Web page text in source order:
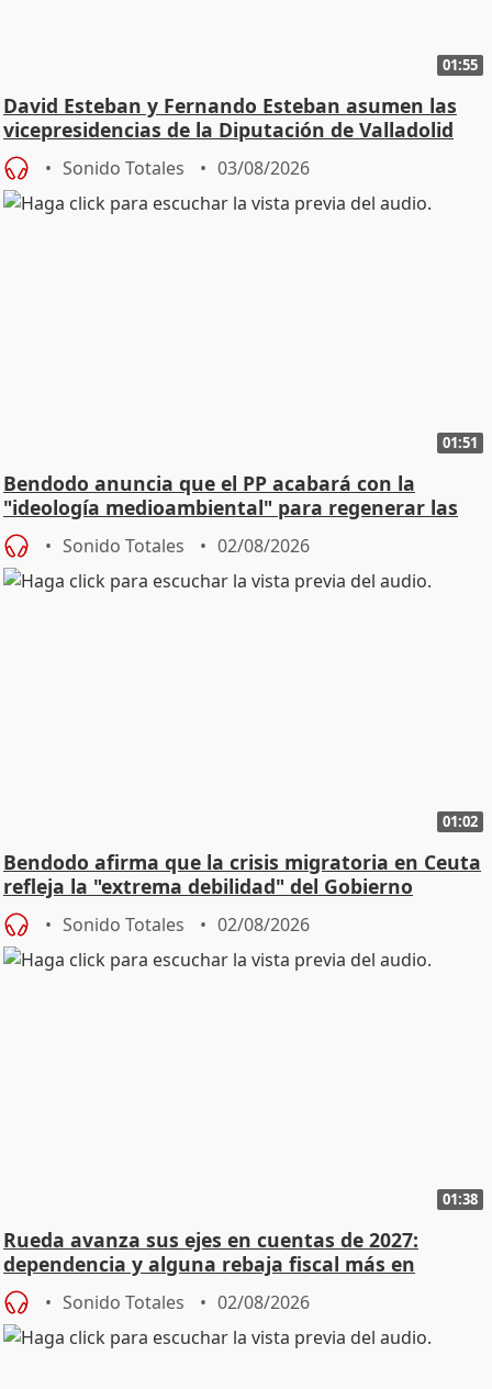
01:55
David Esteban y Fernando Esteban asumen las
vicepresidencias de la Diputación de Valladolid
Sonido Totales 03/08/2026
01:51
Bendodo anuncia que el PP acabará con la
"ideología medioambiental" para regenerar las
playas
Sonido Totales 02/08/2026
01:02
Bendodo afirma que la crisis migratoria en Ceuta
refleja la "extrema debilidad" del Gobierno
Sonido Totales 02/08/2026
01:38
Rueda avanza sus ejes en cuentas de 2027:
dependencia y alguna rebaja fiscal más en
vivienda
Sonido Totales 02/08/2026